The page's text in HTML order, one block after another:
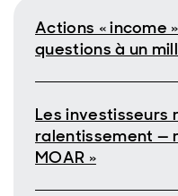
Actions « income
questions à un
Les investisseurs
ralentissement —
MOAR »